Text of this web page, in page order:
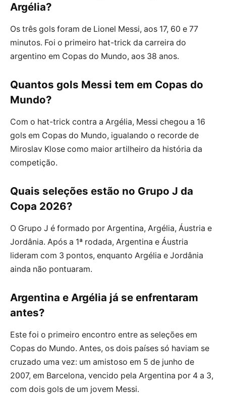
Argélia?
Os três gols foram de Lionel Messi, aos 17, 60 e 77
minutos. Foi o primeiro hat-trick da carreira do
argentino em Copas do Mundo, aos 38 anos.
Quantos gols Messi tem em Copas do
Mundo?
Com o hat-trick contra a Argélia, Messi chegou a 16
gols em Copas do Mundo, igualando o recorde de
Miroslav Klose como maior artilheiro da história da
competição.
Quais seleções estão no Grupo J da
Copa 2026?
O Grupo J é formado por Argentina, Argélia, Áustria e
Jordânia. Após a 1ª rodada, Argentina e Áustria
lideram com 3 pontos, enquanto Argélia e Jordânia
ainda não pontuaram.
Argentina e Argélia já se enfrentaram
antes?
Este foi o primeiro encontro entre as seleções em
Copas do Mundo. Antes, os dois países só haviam se
cruzado uma vez: um amistoso em 5 de junho de
2007, em Barcelona, vencido pela Argentina por 4 a 3,
com dois gols de um jovem Messi.